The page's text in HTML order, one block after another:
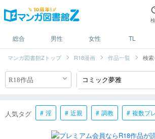
総合 男性 女性 TL
マンガ図書館Zトップ R18漫画 作品一覧 検
人気タグ 淫 近親 調教 複数プ